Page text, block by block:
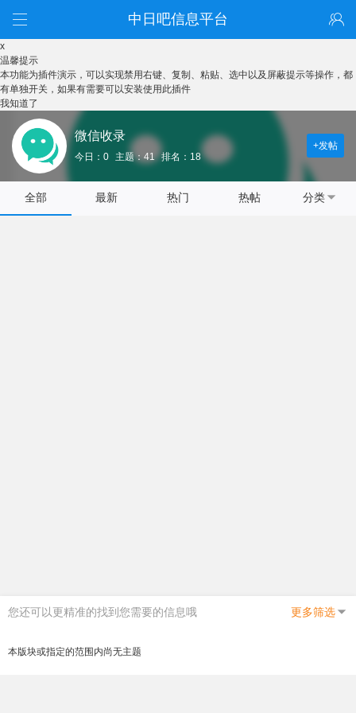
中日吧信息平台
x
温馨提示
本功能为插件演示，可以实现禁用右键、复制、粘贴、选中以及屏蔽提示等操作，都
有单独开关，如果有需要可以安装使用此插件
我知道了
微信收录
今日：0 主题：41 排名：18
+发帖
全部 最新 热门 热帖 分类
您还可以更精准的找到您需要的信息哦 更多筛选
本版块或指定的范围内尚无主题